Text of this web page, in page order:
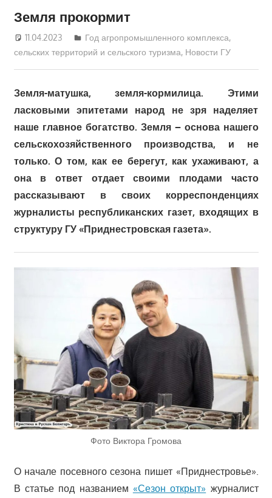
Земля прокормит
11.04.2023 Дмитрий
Год агропромышленного комплекса,
сельских территорий и сельского туризма, Новости ГУ
Земля-матушка, земля-кормилица. Этими
ласковыми эпитетами народ не зря наделяет
наше главное богатство. Земля – основа нашего
сельскохозяйственного производства, и не
только. О том, как ее берегут, как ухаживают, а
она в ответ отдает своими плодами часто
рассказывают в своих корреспонденциях
журналисты республиканских газет, входящих в
структуру ГУ «Приднестровская газета».
Фото Виктора Громова
О начале посевного сезона пишет «Приднестровье».
В статье под названием «Сезон открыт» журналист